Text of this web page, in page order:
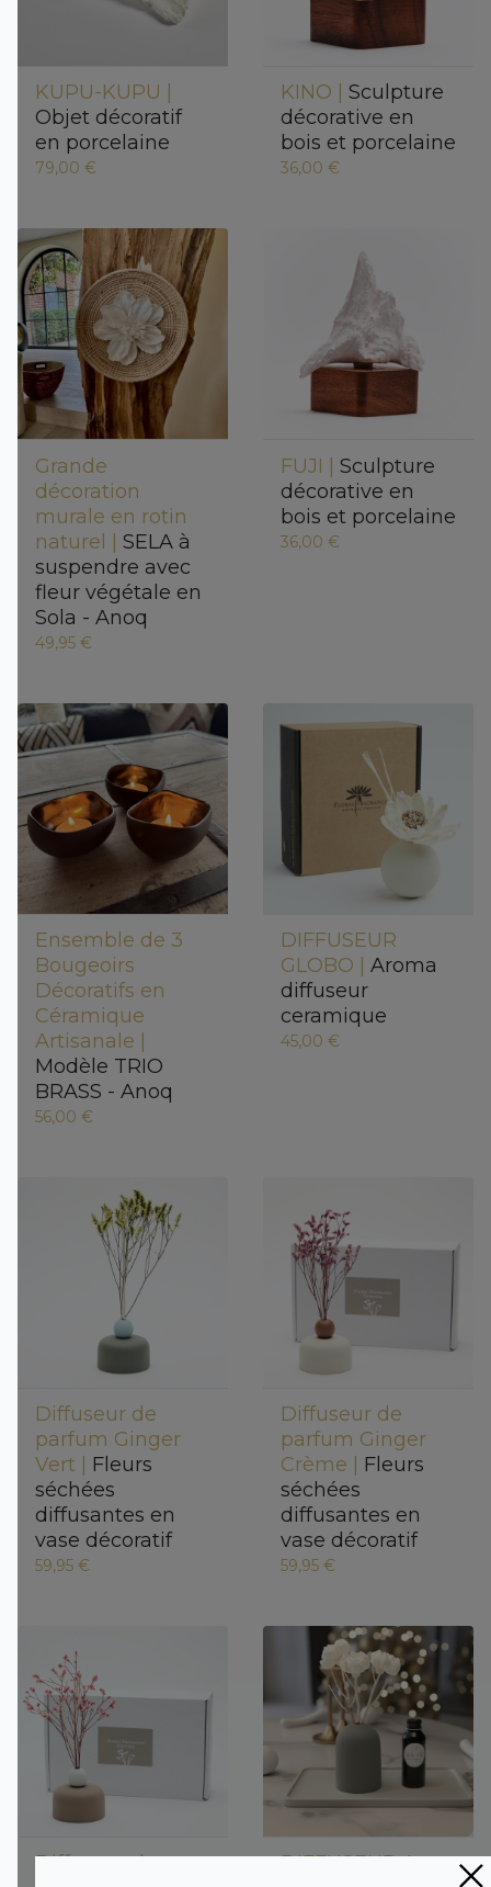
KUPU-KUPU |
Objet décoratif
en porcelaine
79,00 €
KINO | Sculpture
décorative en
bois et porcelaine
36,00 €
Grande
décoration
murale en rotin
naturel | SELA à
suspendre avec
fleur végétale en
Sola - Anoq
49,95 €
FUJI | Sculpture
décorative en
bois et porcelaine
36,00 €
Ensemble de 3
Bougeoirs
Décoratifs en
Céramique
Artisanale |
Modèle TRIO
BRASS - Anoq
56,00 €
DIFFUSEUR
GLOBO | Aroma
diffuseur
ceramique
45,00 €
Diffuseur de
parfum Ginger
Vert | Fleurs
séchées
diffusantes en
vase décoratif
59,95 €
Diffuseur de
parfum Ginger
Crème | Fleurs
séchées
diffusantes en
vase décoratif
59,95 €
Diffuseur de
DIFFUSEUR A